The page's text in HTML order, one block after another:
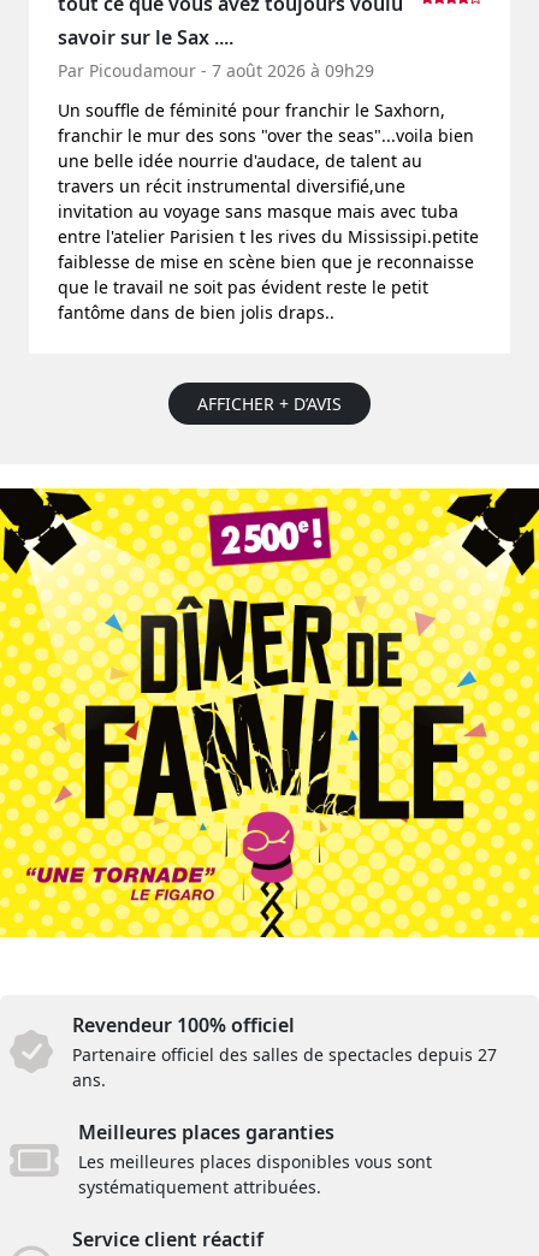
savoir sur le Sax ....
Par Picoudamour - 7 août 2026 à 09h29
Un souffle de féminité pour franchir le Saxhorn,
franchir le mur des sons "over the seas"...voila bien
une belle idée nourrie d'audace, de talent au
travers un récit instrumental diversifié,une
invitation au voyage sans masque mais avec tuba
entre l'atelier Parisien t les rives du Mississipi.petite
faiblesse de mise en scène bien que je reconnaisse
que le travail ne soit pas évident reste le petit
fantôme dans de bien jolis draps..
AFFICHER + D’AVIS
Revendeur 100% officiel
Partenaire officiel des salles de spectacles depuis 27
ans.
Meilleures places garanties
Les meilleures places disponibles vous sont
systématiquement attribuées.
Service client réactif